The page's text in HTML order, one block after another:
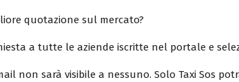
quotazione sul mercato?
a tutte le aziende iscritte nel portale e
non sarà visibile a nessuno. Solo Taxi Sos